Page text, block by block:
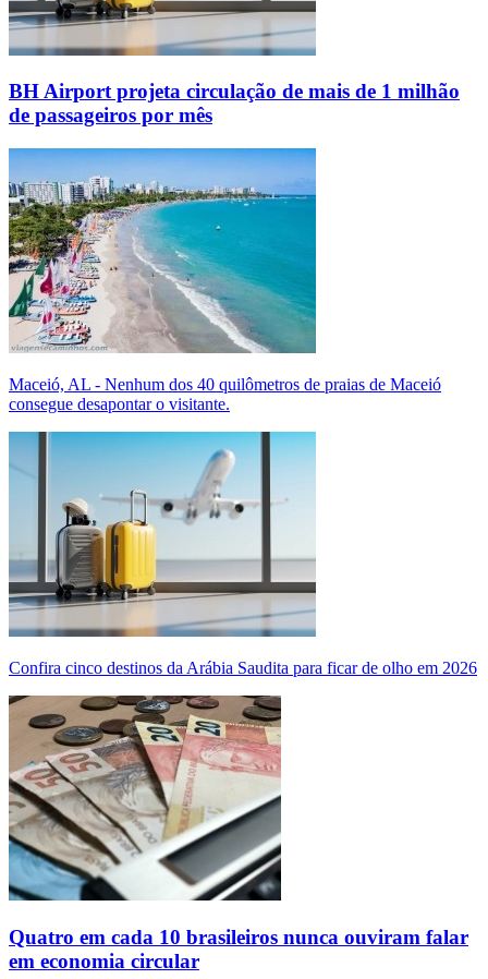
BH Airport projeta circulação de mais de 1 milhão
de passageiros por mês
Maceió, AL - Nenhum dos 40 quilômetros de praias de Maceió
consegue desapontar o visitante.
Confira cinco destinos da Arábia Saudita para ficar de olho em 2026
Quatro em cada 10 brasileiros nunca ouviram falar
em economia circular